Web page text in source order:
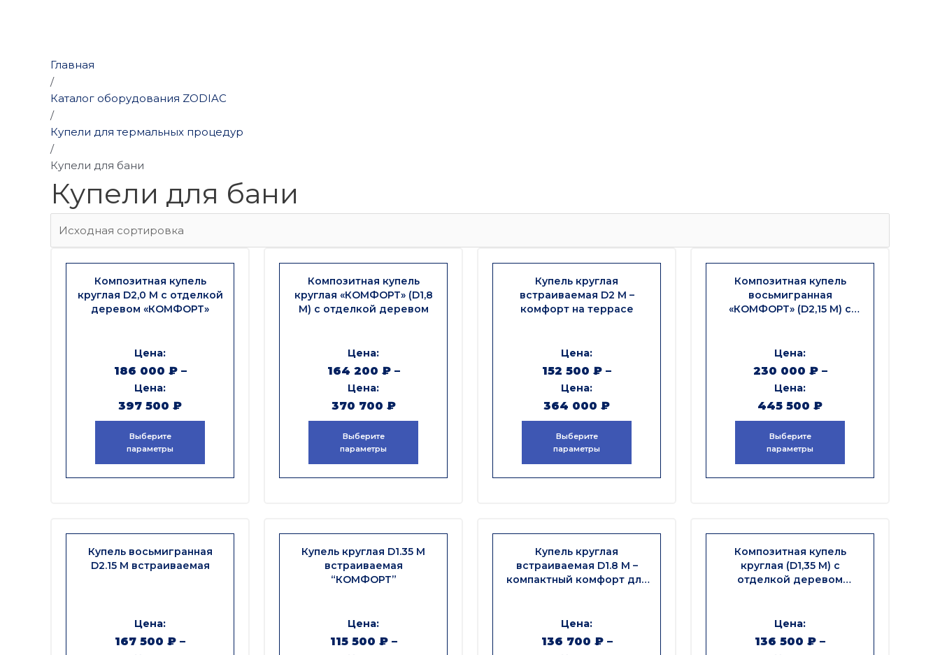
Главная
/
Каталог оборудования ZODIAC
/
Купели для термальных процедур
/
Купели для бани
Купели для бани
Композитная купель
круглая D2,0 М с отделкой
деревом «КОМФОРТ»
186 000 ₽–
397 500 ₽
Выберите
параметры
Композитная купель
круглая «КОМФОРТ» (D1,8
М) с отделкой деревом
164 200 ₽–
370 700 ₽
Выберите
параметры
Купель круглая
встраиваемая D2 М –
комфорт на террасе
152 500 ₽ –
364 000 ₽
Выберите
параметры
Композитная купель
восьмигранная
«КОМФОРТ» (D2,15 М) с
230 000 ₽–
445 500 ₽
Выберите
параметры
Купель восьмигранная
D2.15 М встраиваемая
167 500 ₽ –
Купель круглая D1.35 М
встраиваемая
“КОМФОРТ”
115 500 ₽–
Купель круглая
встраиваемая D1.8 М –
компактный комфорт для
136 700 ₽–
Композитная купель
круглая (D1,35 М) с
отделкой деревом
136 500 ₽ –